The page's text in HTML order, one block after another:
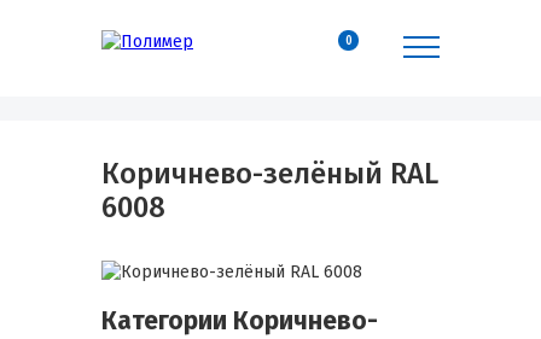
0
Коричнево-зелёный RAL
6008
Категории Коричнево-